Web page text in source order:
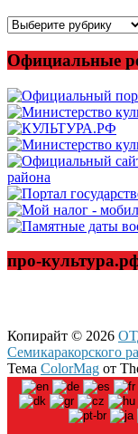
Все
Официальные
про-
Копирайт © 2026
Семикаракорского
Тема ColorMag от